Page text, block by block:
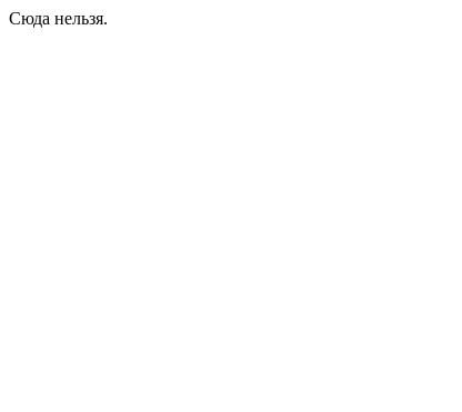
Сюда нельзя.